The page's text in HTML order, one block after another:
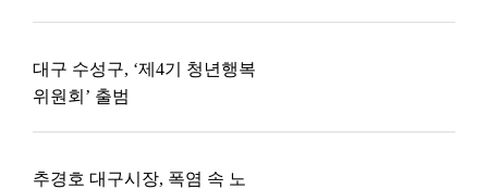
대구 수성구, ‘제4기 청년행복
위원회’ 출범
추경호 대구시장, 폭염 속 노